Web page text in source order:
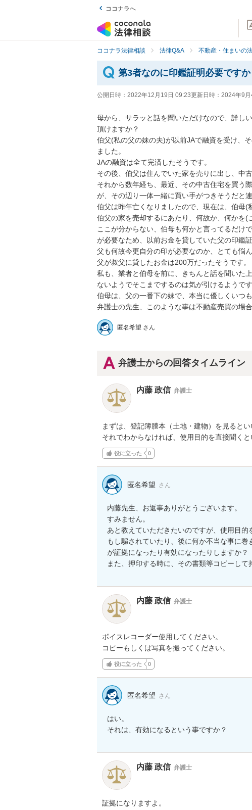
ココナラへ
ココナラ法律相談 法律Q&A 不動産・住まいの
第3者なのに印鑑証明必要ですか
公開日時： 2022年12月19日 09:23更新日時： 2024年9
母から、サラッと話を聞いただけなので、詳し
頂けますか？
伯父(私の父の妹の夫)が以前JAで融資を受け、
ました。
JAの融資は全て完済したそうです。
その後、伯父は住んでいた家を売りに出し、中
それから数年経ち、最近、その中古住宅を買う
が、その辺り一体一緒に買い手がつきそうだと
伯父は昨年亡くなりましたので、現在は、伯母(
伯父の家を売却するにあたり、何故か、何かを
ここが分からない、伯母も何かと言ってるだけ
が必要なため、以前お金を貸していた父の印鑑
父も何故今更自分の印が必要なのか、とても悩ん
父が叔父に貸したお金は200万だったそうです。
私も、業者と伯母を前に、きちんと話を聞いた
ないようでそこまでするのは気が引けるようです
伯母は、父の一番下の妹で、本当に優しくいつ
弁護士の先生、このような事は不動産売買の場
匿名希望 さん
弁護士からの回答タイムライン
内藤 政信 弁護士
まずは、登記簿謄本（土地・建物）を見るとい
それでわからなければ、使用目的を直接聞くと
役に立った 0
匿名希望 さん
内藤先生、お返事ありがとうございます。
すみません。
あと教えていただきたいのですが、使用目的
もし騙されていたり、後に何か不当な事に
が証拠になったり有効になったりしますか？
また、押印する時に、その書類等コピーして
内藤 政信 弁護士
ボイスレコーダー使用してください。
コピーもしくは写真を撮ってください。
役に立った 0
匿名希望 さん
はい。
それは、有効になるという事ですか？
内藤 政信 弁護士
証拠になりますよ。